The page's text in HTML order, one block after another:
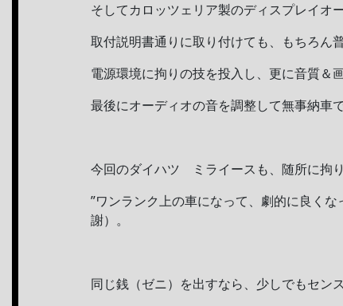
そしてカロッツェリア製のディスプレイオ
取付説明書通りに取り付けても、もちろん
電源環境に拘りの技を投入し、更に音質＆
最後にオーディオの音を調整して無事納車で
今回のダイハツ ミライースも、随所に拘
”ワンランク上の車になって、劇的に良く
謝）。
同じ銭（ゼニ）を出すなら、少しでもセン